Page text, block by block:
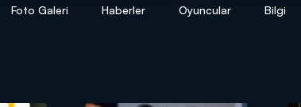
Foto Galeri Haberler Oyuncular Bilgi